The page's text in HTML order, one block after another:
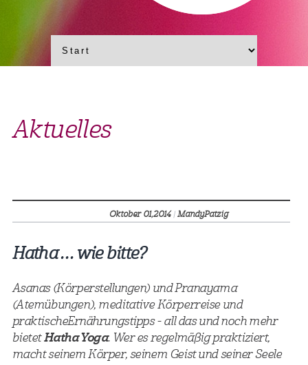
Aktuelles
Oktober 01,2014 |MandyPatzig
Hatha … wie bitte?
Asanas (Körperstellungen) und Pranayama
(Atemübungen), meditative Körperreise und
praktische Ernährungstipps - all das und noch mehr
bietetHatha Yoga. Wer es regelmäßig praktiziert,
macht seinem Körper, seinem Geist und seiner Seele